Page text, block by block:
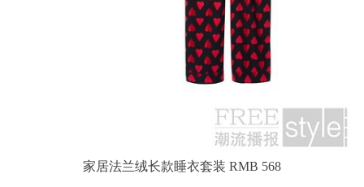
家居法兰绒长款睡衣套装 RMB 568